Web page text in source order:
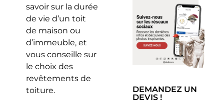
savoir sur la durée
de vie d’un toit
de maison ou
d’immeuble, et
vous conseille sur
le choix des
revêtements de
toiture.
DEMANDEZ UN
DEVIS !